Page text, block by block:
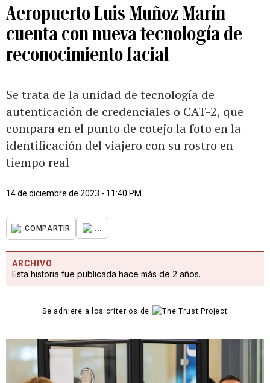
Aeropuerto Luis Muñoz Marín
cuenta con nueva tecnología de
reconocimiento facial
Se trata de la unidad de tecnología de
autenticación de credenciales o CAT-2, que
compara en el punto de cotejo la foto en la
identificación del viajero con su rostro en
tiempo real
14 de diciembre de 2023 - 11:40 PM
COMPARTIR ...
ARCHIVO
Esta historia fue publicada hace más de 2 años.
Se adhiere a los criterios de